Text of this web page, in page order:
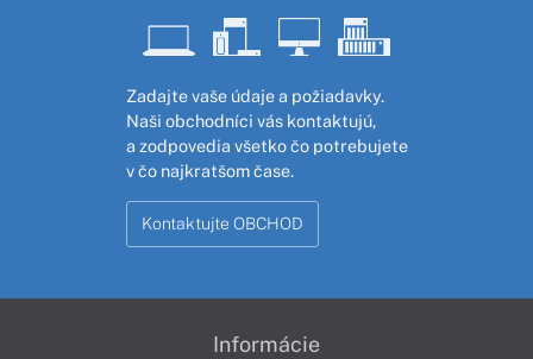
Zadajte vaše údaje a požiadavky.
Naši obchodníci vás kontaktujú,
a zodpovedia všetko čo potrebujete
v čo najkratšom čase.
Kontaktujte OBCHOD
Informácie